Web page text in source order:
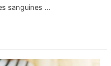
sanguines …